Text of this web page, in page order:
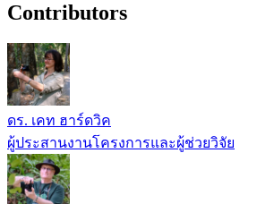
Contributors
ดร. เคท ฮาร์ดวิค
ผู้ประสานงานโครงการและผู้ช่วยวิจัย